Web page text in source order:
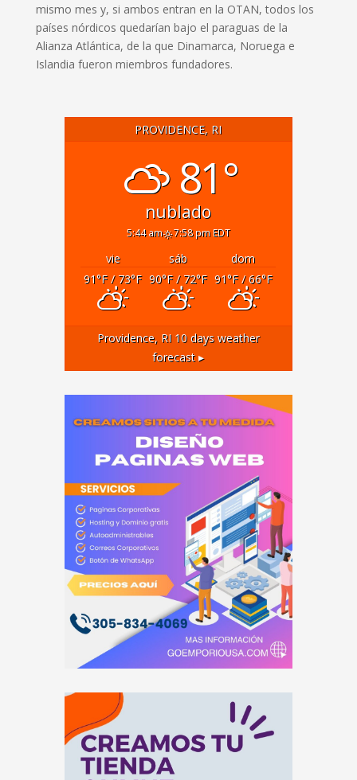
mismo mes y, si ambos entran en la OTAN, todos los
países nórdicos quedarían bajo el paraguas de la
Alianza Atlántica, de la que Dinamarca, Noruega e
Islandia fueron miembros fundadores.
PROVIDENCE, RI
81°
nublado
5:44 am 7:58 pm EDT
vie sáb
dom
91°F/ 73°F 90°F/ 72°F 91°F/ 66°F
Providence, RI10 days weather
forecast ▸